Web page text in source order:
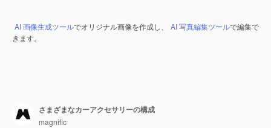
AI 画像生成ツールでオリジナル画像を作成し、 AI 写真編集ツールで編集で
きます。
さまざまなカーアクセサリーの構成
magnific